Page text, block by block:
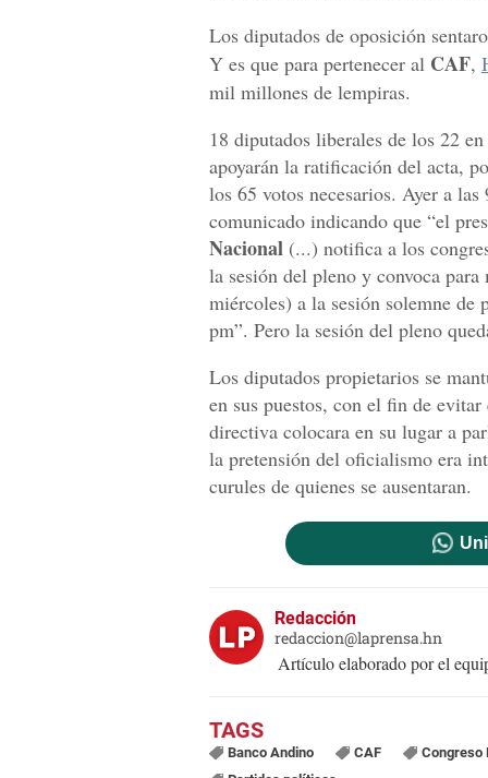
Los diputados de oposición
Y es que para pertenecer al CAF,
mil millones de lempiras.
18 diputados liberales de los 22
apoyarán la ratificación del acta,
los 65 votos necesarios. Ayer a
comunicado indicando que “el
Nacional (...) notifica a los
la sesión del pleno y convoca para
miércoles) a la sesión solemne de
pm”. Pero la sesión del pleno
Los diputados propietarios se
en sus puestos, con el fin de
directiva colocara en su lugar a
la pretensión del oficialismo era
curules de quienes se ausentaran.
Redacción
redaccion@laprensa.hn
Artículo elaborado por el
Banco Andino CAF Congreso